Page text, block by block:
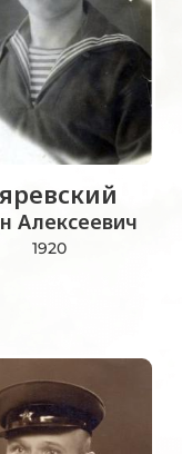
Алексеевич
1920